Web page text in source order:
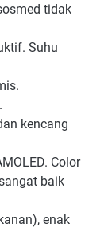
tidak
Suhu
kencang
Color
baik
enak